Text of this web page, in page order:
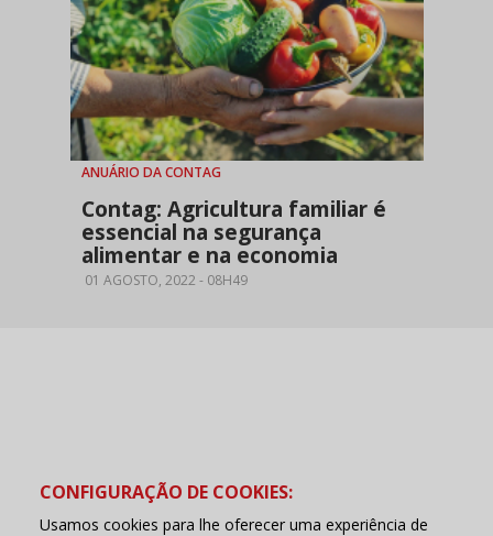
ANUÁRIO DA CONTAG
Contag: Agricultura familiar é
essencial na segurança
alimentar e na economia
01 AGOSTO, 2022 - 08H49
E-mail
CONFIGURAÇÃO DE COOKIES:
Usamos cookies para lhe oferecer uma experiência de